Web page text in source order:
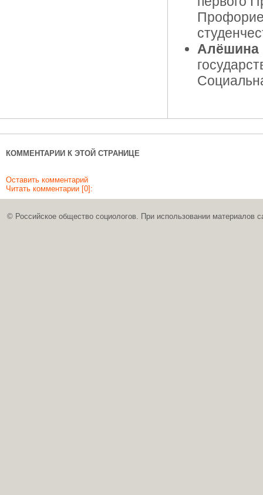
Алёшина
КОММЕНТАРИИ К ЭТОЙ СТРАНИЦЕ
Оставить комментарий
Читать комментарии [0]:
© Российское общество социологов. При использовании материалов